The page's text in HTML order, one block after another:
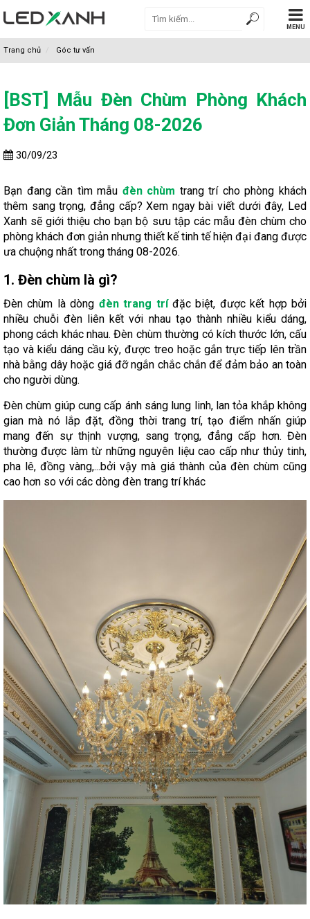
MENU
Trang chủ Góc tư vấn
[BST] Mẫu Đèn Chùm Phòng Khách
Đơn Giản Tháng 08-2026
30/09/23
Bạn đang cần tìm mẫu đèn chùm trang trí cho phòng khách
thêm sang trọng, đẳng cấp? Xem ngay bài viết dưới đây, Led
Xanh sẽ giới thiệu cho bạn bộ sưu tập các mẫu đèn chùm cho
phòng khách đơn giản nhưng thiết kế tinh tế hiện đại đang được
ưa chuộng nhất trong tháng 08-2026.
1. Đèn chùm là gì?
Đèn chùm là dòng đèn trang tríđặc biệt, được kết hợp bởi
nhiều chuỗi đèn liên kết với nhau tạo thành nhiều kiểu dáng,
phong cách khác nhau. Đèn chùm thường có kích thước lớn, cấu
tạo và kiểu dáng cầu kỳ, được treo hoặc gắn trực tiếp lên trần
nhà bằng dây hoặc giá đỡ ngắn chắc chắn để đảm bảo an toàn
cho người dùng.
Đèn chùm giúp cung cấp ánh sáng lung linh, lan tỏa khắp không
gian mà nó lắp đặt, đồng thời trang trí, tạo điểm nhấn giúp
mang đến sự thịnh vượng, sang trọng, đẳng cấp hơn. Đèn
thường được làm từ những nguyên liệu cao cấp như thủy tinh,
pha lê, đồng vàng,...bởi vậy mà giá thành của đèn chùm cũng
cao hơn so với các dòng đèn trang trí khác